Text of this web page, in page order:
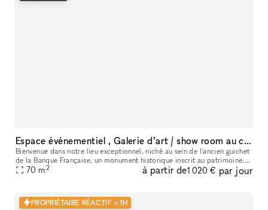
Espace événementiel , Galerie d’art / show room au cœur de Paris
Bienvenue dans notre lieu exceptionnel, niché au sein de l'ancien guichet
de la Banque Française, un monument historique inscrit au patrimoine.
Cet espace polyvalent offre une variété d'options pour
70 m2 à partir de1 020 € par jour
PROPRIÉTAIRE RÉACTIF < 1H